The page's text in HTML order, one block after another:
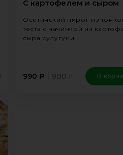
С картофелем и сыром
Осетинский пирог из
теста с начинкой из
сыра сулугуни.
990 ₽ 900 г В